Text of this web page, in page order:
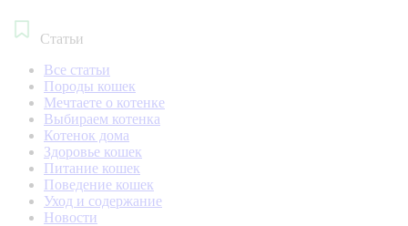
Статьи
Все статьи
Породы кошек
Мечтаете о котенке
Выбираем котенка
Котенок дома
Здоровье кошек
Питание кошек
Поведение кошек
Уход и содержание
Новости